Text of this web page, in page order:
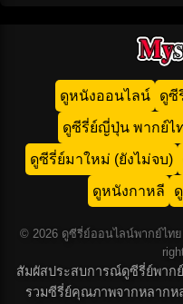
ดูหนังออนไลน์ ดูซี
ดูซีรี่ย์ญี่ปุ่น พากย์ไ
ดูซีรี่ย์มาใหม่ (ยังไม่จบ)
ดูหนังกาหลี
© 2026 ดูซีรี่ย์ออนไลน์พากย์ไทย
สัมผัสประสบการณ์ดูซีรี่ย์พาก
รวมซีรี่ย์คุณภาพจากหลากหล